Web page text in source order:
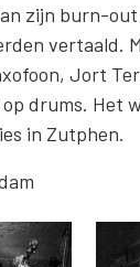
zijn burn-
vertaald.
Jort
drums. Het
in Zutphen.